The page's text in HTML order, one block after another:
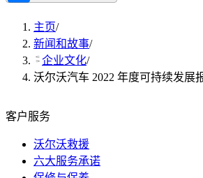
主页/
新闻和故事/
企业文化/
沃尔沃汽车 2022 年度可持续发展